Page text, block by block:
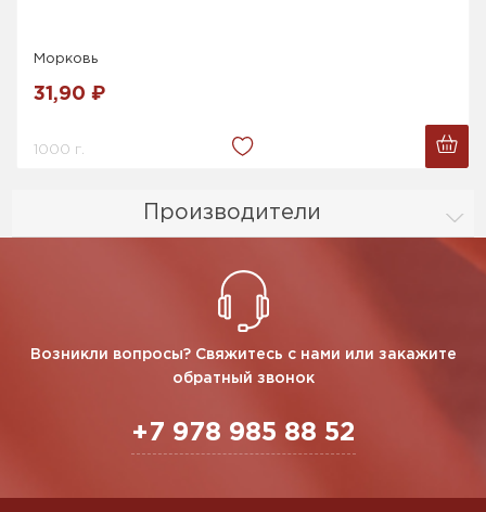
Производители
Морковь
31,90 ₽
1000 г.
Возникли вопросы? Свяжитесь с нами или закажите
обратный звонок
+7 978 985 88 52